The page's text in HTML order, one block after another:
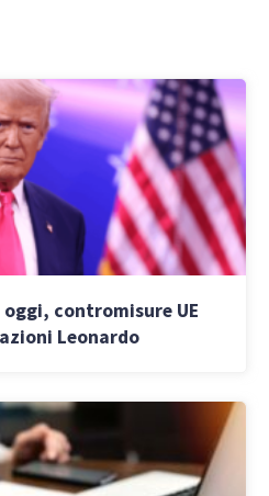
oggi, contromisure UE
Leonardo